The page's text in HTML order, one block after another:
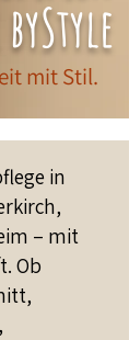
mit Stil.
in
– mit
Ob